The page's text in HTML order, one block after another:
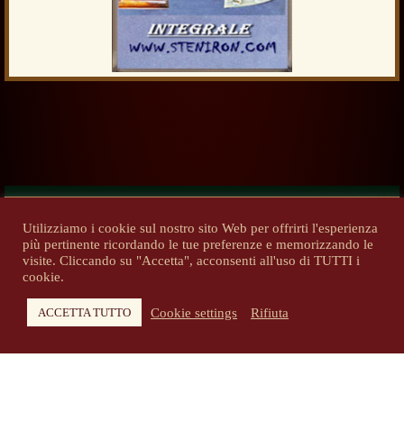
Previous
Utilizziamo i cookie sul nostro sito Web per offrirti l'esperienza
più pertinente ricordando le tue preferenze e memorizzando le
visite. Cliccando su "Accetta", acconsenti all'uso di TUTTI i
cookie.
ACCETTA TUTTO Cookie settings Rifiuta